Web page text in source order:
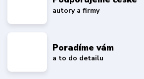
autory a firmy
Poradíme vám
a to do detailu